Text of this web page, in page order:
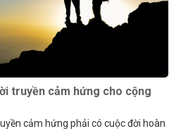
truyền cảm hứng cho cộng
cảm hứng phải có cuộc đời hoàn